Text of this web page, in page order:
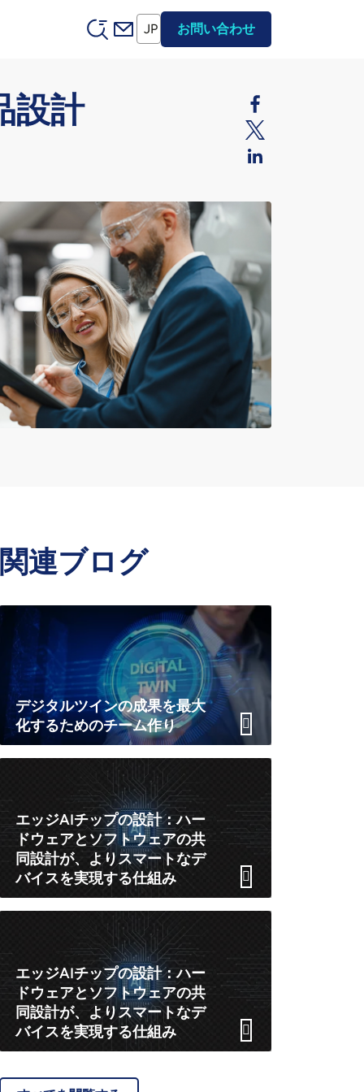
Header (Secondary)
JP お問い合わせ
設計
関連ブログ
デジタルツインの成果を最大
化するためのチーム作り
エッジAIチップの設計：ハー
ドウェアとソフトウェアの共
同設計が、よりスマートなデ
バイスを実現する仕組み
エッジAIチップの設計：ハー
ドウェアとソフトウェアの共
同設計が、よりスマートなデ
バイスを実現する仕組み